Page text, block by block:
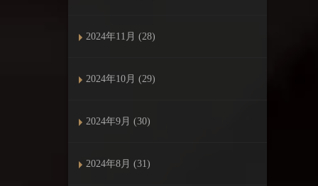
2024年11月 (28)
2024年10月 (29)
2024年9月 (30)
2024年8月 (31)